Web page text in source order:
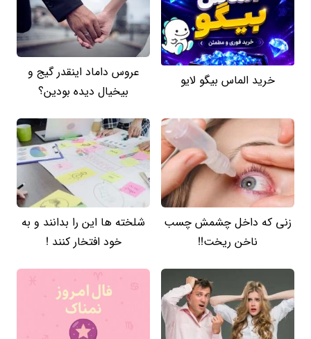
خرید الماس بیگو لایو
عروس داماد اینقدر گیج و
بیخیال دیده بودین؟
زنی که داخل چشمش چسب
ناخن ریخت!!
شلخته ها این را بدانند و به
خود افتخار کنند !